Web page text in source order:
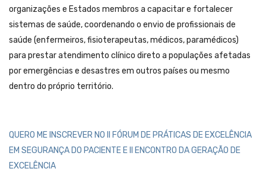
organizações e Estados membros a capacitar e fortalecer
sistemas de saúde, coordenando o envio de profissionais de
saúde (enfermeiros, fisioterapeutas, médicos, paramédicos)
para prestar atendimento clínico direto a populações afetadas
por emergências e desastres em outros países ou mesmo
dentro do próprio território.
QUERO ME INSCREVER NO II FÓRUM DE PRÁTICAS DE EXCELÊNCIA
EM SEGURANÇA DO PACIENTE E II ENCONTRO DA GERAÇÃO DE
EXCELÊNCIA